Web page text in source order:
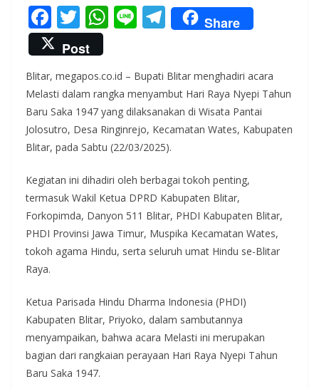
F
ac
e
b
o
o
k
T
w
itt
er
W
s
A
p
p
Li T
el
gr
a
m
Share
Post
Blitar, megapos.co.id – Bupati Blitar menghadiri acara
Melasti dalam rangka menyambut Hari Raya Nyepi Tahun
Baru Saka 1947 yang dilaksanakan di Wisata Pantai
Jolosutro, Desa Ringinrejo, Kecamatan Wates, Kabupaten
Blitar, pada Sabtu (22/03/2025).
Kegiatan ini dihadiri oleh berbagai tokoh penting,
termasuk Wakil Ketua DPRD Kabupaten Blitar,
Forkopimda, Danyon 511 Blitar, PHDI Kabupaten Blitar,
PHDI Provinsi Jawa Timur, Muspika Kecamatan Wates,
tokoh agama Hindu, serta seluruh umat Hindu se-Blitar
Raya.
Ketua Parisada Hindu Dharma Indonesia (PHDI)
Kabupaten Blitar, Priyoko, dalam sambutannya
menyampaikan, bahwa acara Melasti ini merupakan
bagian dari rangkaian perayaan Hari Raya Nyepi Tahun
Baru Saka 1947.